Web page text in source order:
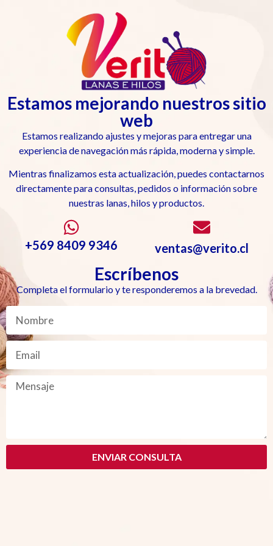
Estamos mejorando nuestros sitio
web
Estamos realizando ajustes y mejoras para entregar una
experiencia de navegación más rápida, moderna y simple.
Mientras finalizamos esta actualización, puedes contactarnos
directamente para consultas, pedidos o información sobre
nuestras lanas, hilos y productos.
+569 8409 9346 ventas@verito.cl
Escríbenos
Completa el formulario y te responderemos a la brevedad.
ENVIAR CONSULTA